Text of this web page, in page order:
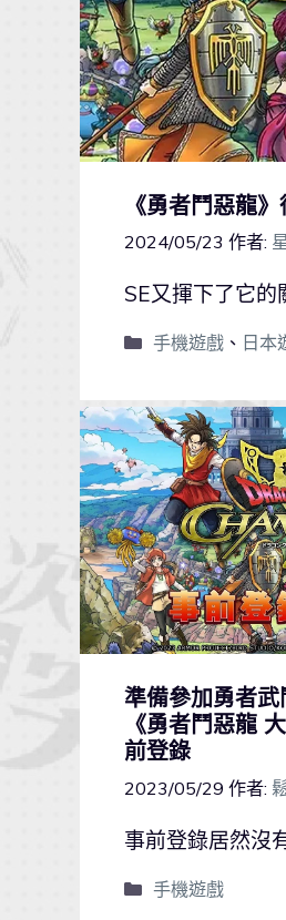
《勇者鬥惡龍
2024/05/23 作者:
SE又揮下了它
手機遊戲、 日本
準備參加勇者
《勇者鬥惡龍
前登錄
2023/05/29 作者:
事前登錄居然沒
手機遊戲